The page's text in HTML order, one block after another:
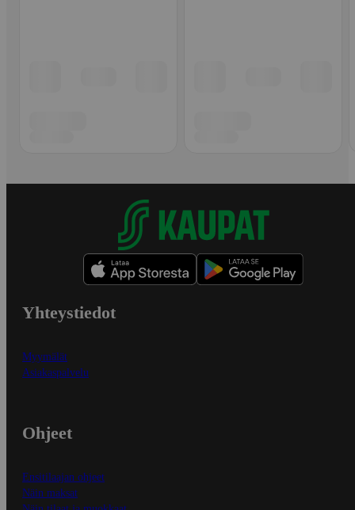
Yhteystiedot
Myymälät
Asiakaspalvelu
Ohjeet
Ensitilaajan ohjeet
Näin maksat